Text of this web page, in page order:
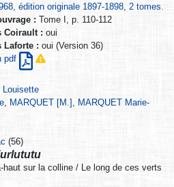
édition originale 1897-1898, 2 tomes.
: Tome I, p. 110-112
Coirault : oui
Laforte : oui (Version 36)
pdf
Louisette
MARQUET [M.]
MARQUET Marie-
(56)
haut sur la colline / Le long de ces verts